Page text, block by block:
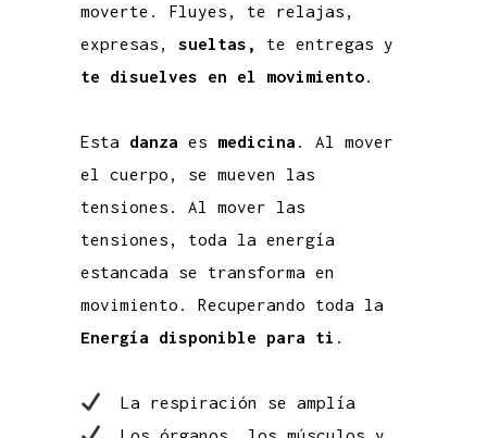
moverte. Fluyes, te relajas,
expresas, sueltas, te entregas y
te disuelves en el movimiento.
Esta danza es medicina . Al mover
el cuerpo, se mueven las
tensiones. Al mover las
tensiones, toda la energía
estancada se transforma en
movimiento. Recuperando toda la
Energía disponible para ti .
La respiración se amplía